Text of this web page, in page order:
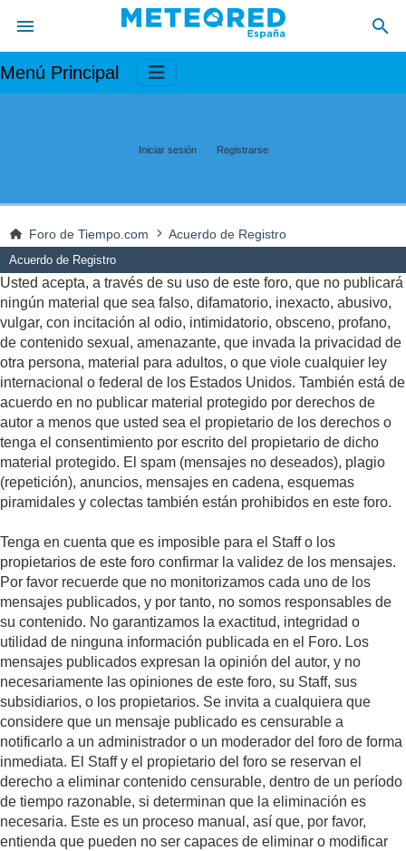
Menú Principal
Iniciar sesión Registrarse
Foro de Tiempo.com Acuerdo de Registro
Acuerdo de Registro
Usted acepta, a través de su uso de este foro, que no publicará
ningún material que sea falso, difamatorio, inexacto, abusivo,
vulgar, con incitación al odio, intimidatorio, obsceno, profano,
de contenido sexual, amenazante, que invada la privacidad de
otra persona, material para adultos, o que viole cualquier ley
internacional o federal de los Estados Unidos. También está de
acuerdo en no publicar material protegido por derechos de
autor a menos que usted sea el propietario de los derechos o
tenga el consentimiento por escrito del propietario de dicho
material protegido. El spam (mensajes no deseados), plagio
(repetición), anuncios, mensajes en cadena, esquemas
piramidales y colectas también están prohibidos en este foro.
Tenga en cuenta que es imposible para el Staff o los
propietarios de este foro confirmar la validez de los mensajes.
Por favor recuerde que no monitorizamos cada uno de los
mensajes publicados, y por tanto, no somos responsables de
su contenido. No garantizamos la exactitud, integridad o
utilidad de ninguna información publicada en el Foro. Los
mensajes publicados expresan la opinión del autor, y no
necesariamente las opiniones de este foro, su Staff, sus
subsidiarios, o los propietarios. Se invita a cualquiera que
considere que un mensaje publicado es censurable a
notificarlo a un administrador o un moderador del foro de forma
inmediata. El Staff y el propietario del foro se reservan el
derecho a eliminar contenido censurable, dentro de un período
de tiempo razonable, si determinan que la eliminación es
necesaria. Este es un proceso manual, así que, por favor,
entienda que pueden no ser capaces de eliminar o modificar